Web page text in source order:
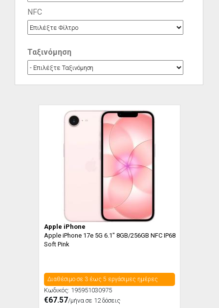
NFC
Ταξινόμηση
Apple iPhone
Apple iPhone 17e 5G 6.1" 8GB/256GB NFC IP68
Soft Pink
Διαθέσιμο σε 3 έως 5 εργάσιμες ημέρες
Κωδικός: 195951030975
€67.57/μήνα σε 12 δόσεις